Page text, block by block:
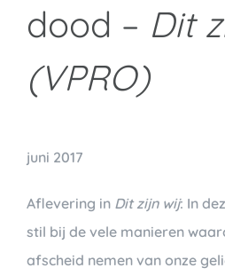
dood – Dit
(VPRO)
juni 2017
Aflevering in Dit zijn wij: In
stil bij de vele manieren
afscheid nemen van onze